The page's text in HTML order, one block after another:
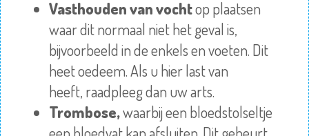
Vasthouden van vochtop plaatsen
waar dit normaal niet het geval is,
bijvoorbeeld in de enkels en voeten. Dit
heetoedeem. Als u hier last van
heeft, raadpleegdan uw arts.
Trombose,waarbij een bloedstolseltje